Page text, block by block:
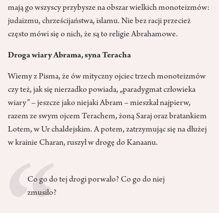
mają go wszyscy przybysze na obszar wielkich monoteizmów:
judaizmu, chrześcijaństwa, islamu. Nie bez racji przecież
często mówi się o nich, że są to religie Abrahamowe.
Droga wiary Abrama, syna Teracha
Wiemy z Pisma, że ów mityczny ojciec trzech monoteizmów
czy też, jak się nierzadko powiada, „paradygmat człowieka
wiary” – jeszcze jako niejaki Abram – mieszkał najpierw,
razem ze swym ojcem Terachem, żoną Saraj oraz bratankiem
Lotem, w Ur chaldejskim. A potem, zatrzymując się na dłużej
w krainie Charan, ruszył w drogę do Kanaanu.
Co go do tej drogi porwało? Co go do niej
zmusiło?